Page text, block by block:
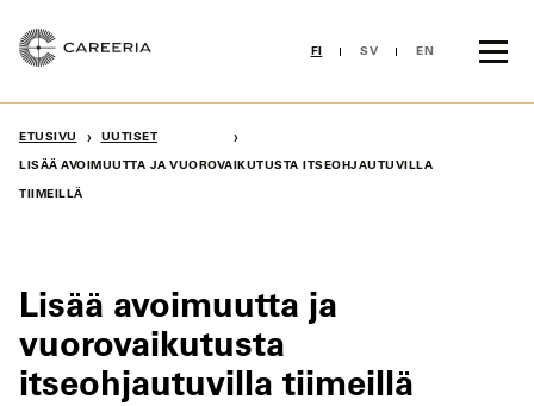
sisältöön
FI SV EN
ETUSIVU › UUTISET ›
LISÄÄ AVOIMUUTTA JA VUOROVAIKUTUSTA ITSEOHJAUTUVILLA
TIIMEILLÄ
Lisää avoimuutta ja
vuorovaikutusta
itseohjautuvilla tiimeillä